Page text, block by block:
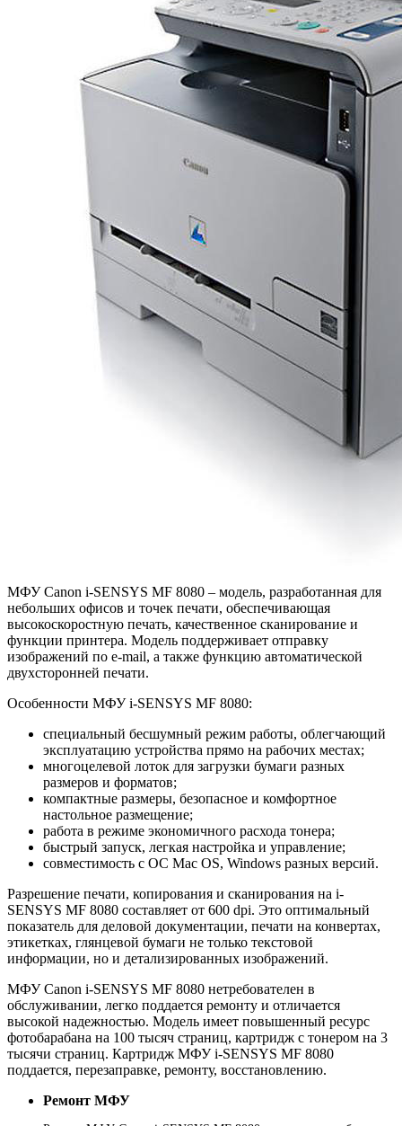
МФУ Canon i-SENSYS MF 8080 – модель, разработанная для
небольших офисов и точек печати, обеспечивающая
высокоскоростную печать, качественное сканирование и
функции принтера. Модель поддерживает отправку
изображений по e-mail, а также функцию автоматической
двухсторонней печати.
Особенности МФУ i-SENSYS MF 8080:
специальный бесшумный режим работы, облегчающий
эксплуатацию устройства прямо на рабочих местах;
многоцелевой лоток для загрузки бумаги разных
размеров и форматов;
компактные размеры, безопасное и комфортное
настольное размещение;
работа в режиме экономичного расхода тонера;
быстрый запуск, легкая настройка и управление;
совместимость с ОС Mac OS, Windows разных версий.
Разрешение печати, копирования и сканирования на i-
SENSYS MF 8080 составляет от 600 dpi. Это оптимальный
показатель для деловой документации, печати на конвертах,
этикетках, глянцевой бумаги не только текстовой
информации, но и детализированных изображений.
МФУ Canon i-SENSYS MF 8080 нетребователен в
обслуживании, легко поддается ремонту и отличается
высокой надежностью. Модель имеет повышенный ресурс
фотобарабана на 100 тысяч страниц, картридж с тонером на 3
тысячи страниц. Картридж МФУ i-SENSYS MF 8080
поддается, перезаправке, ремонту, восстановлению.
Ремонт МФУ